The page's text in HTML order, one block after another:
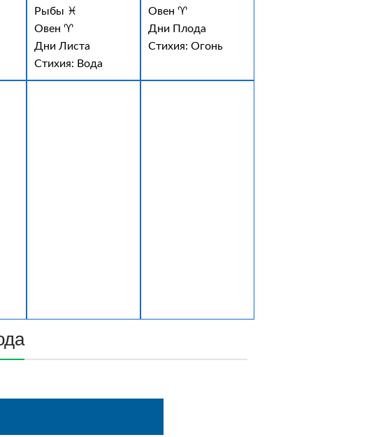
Рыбы ♓
Овен ♈
Дни Листа
Стихия: Вода
Овен ♈
Дни Плода
Стихия: Огонь